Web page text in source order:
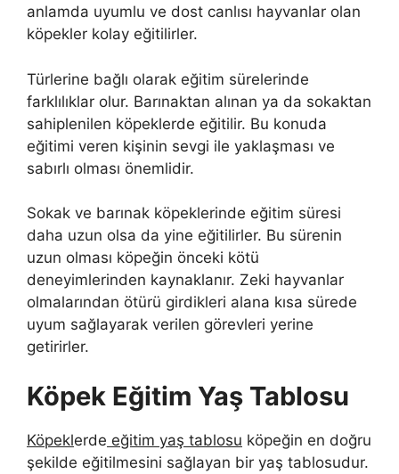
anlamda uyumlu ve dost canlısı hayvanlar olan
köpekler kolay eğitilirler.
Türlerine bağlı olarak eğitim sürelerinde
farklılıklar olur. Barınaktan alınan ya da sokaktan
sahiplenilen köpeklerde eğitilir. Bu konuda
eğitimi veren kişinin sevgi ile yaklaşması ve
sabırlı olması önemlidir.
Sokak ve barınak köpeklerinde eğitim süresi
daha uzun olsa da yine eğitilirler. Bu sürenin
uzun olması köpeğin önceki kötü
deneyimlerinden kaynaklanır. Zeki hayvanlar
olmalarından ötürü girdikleri alana kısa sürede
uyum sağlayarak verilen görevleri yerine
getirirler.
Köpek Eğitim Yaş Tablosu
Köpeklerde eğitim yaş tablosu köpeğin en doğru
şekilde eğitilmesini sağlayan bir yaş tablosudur.